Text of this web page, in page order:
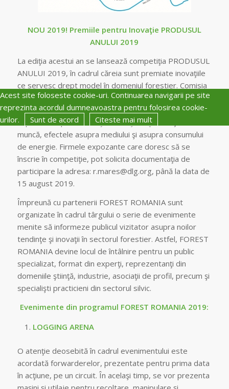
NOU 2019! Premiile pentru Inovaţie PRODUSUL
ANULUI 2019
La ediţia acestui an se lansează competiţia PRODUSUL
ANULUI 2019, în cadrul căreia sunt premiate inovaţiile
ce servesc drept model în domeniul forestier. Comisia
formată din experţi neutri va premia produse care
întrunesc următoarele criterii: importanţa practică,
impactul asupra activităţii firmei şi asupra forţei de
muncă, efectele asupra mediului şi asupra consumului
de energie. Firmele expozante care doresc să se
înscrie în competiţie, pot solicita documentaţia de
participare la adresa: r.mares@dlg.org, până la data de
15 august 2019.
Împreună cu partenerii FOREST ROMANIA sunt
organizate în cadrul târgului o serie de evenimente
menite să informeze publicul vizitator asupra noilor
tendinţe şi inovaţii în sectorul forestier. Astfel, FOREST
ROMANIA devine locul de întâlnire pentru un public
specializat, format din experţi, reprezentanţi din
domeniile ştiinţă, industrie, asociaţii de profil, precum şi
specialişti practicieni din sectorul silvic.
Evenimente din programul FOREST ROMANIA 2019:
LOGGING ARENA
O atenţie deosebită în cadrul evenimentului este
acordată forwarderelor, prezentate pentru prima data
în acţiune, pe un circuit. În acelaşi timp, se vor prezenta
Acest site foloseste cookie-uri. Continuarea navigarii pe site
reprezinta acordul dumneavoastra pentru folosirea cookie-
urilor.
Sunt de acord Citeste mai mult